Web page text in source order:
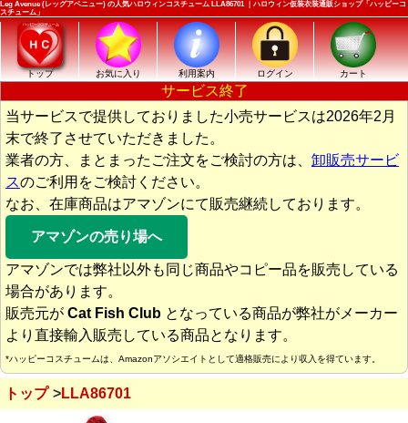
Leg Avenue (レッグアベニュー) の人気ハロウィンコスチューム LLA86701 ｜ハロウィン仮装衣装通販ショップ「ハッピーコ
スチューム」
トップ お気に入り 利用案内 ログイン カート
サービス終了
当サービスで提供しておりました小売サービスは2026年2月
末で終了させていただきました。
業者の方、まとまったご注文をご検討の方は、 卸販売サービ
スのご利用をご検討ください。
なお、在庫商品はアマゾンにて販売継続しております。
アマゾンの売り場へ
アマゾンでは弊社以外も同じ商品やコピー品を販売している
場合があります。
販売元が Cat Fish Club となっている商品が弊社がメーカー
より直接輸入販売している商品となります。
*ハッピーコスチュームは、Amazonアソシエイトとして適格販売により収入を得ています。
トップ LLA86701